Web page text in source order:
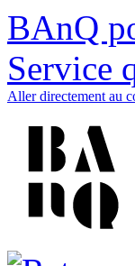
BAnQ
Service
Aller directement au